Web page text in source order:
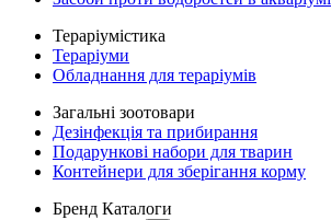
Тераріумістика
Тераріуми
Обладнання для тераріумів
Загальні зоотовари
Дезінфекція та прибирання
Подарункові набори для тварин
Контейнери для зберігання корму
Бренд Каталоги